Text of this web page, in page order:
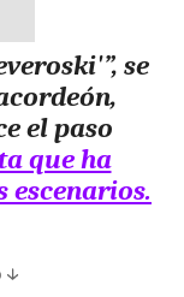
se
el paso
que ha
escenarios.